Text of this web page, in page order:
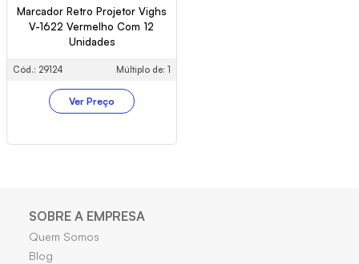
Marcador Retro Projetor Vighs
V-1622 Vermelho Com 12
Unidades
Cód.: 29124 Múltiplo de: 1
Ver Preço
SOBRE A EMPRESA
Quem Somos
Blog